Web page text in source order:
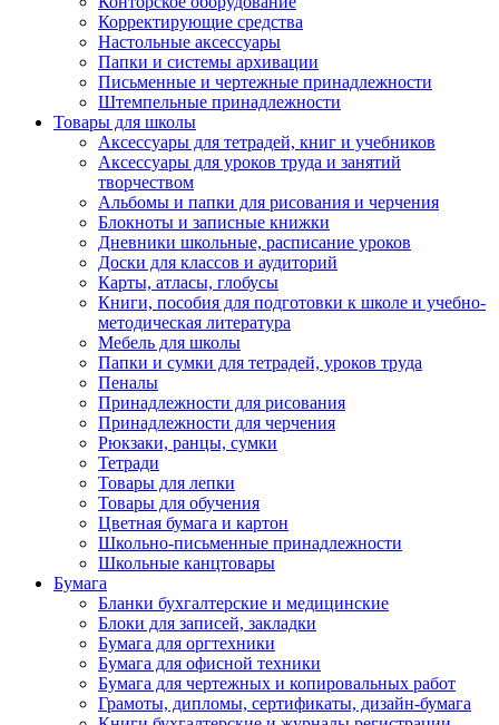
Корректирующие средства
Настольные аксессуары
Папки и системы архивации
Письменные и чертежные принадлежности
Штемпельные принадлежности
Товары для школы
Аксессуары для тетрадей, книг и учебников
Аксессуары для уроков труда и занятий
творчеством
Альбомы и папки для рисования и черчения
Блокноты и записные книжки
Дневники школьные, расписание уроков
Доски для классов и аудиторий
Карты, атласы, глобусы
Книги, пособия для подготовки к школе и учебно-
методическая литература
Мебель для школы
Папки и сумки для тетрадей, уроков труда
Пеналы
Принадлежности для рисования
Принадлежности для черчения
Рюкзаки, ранцы, сумки
Тетради
Товары для лепки
Товары для обучения
Цветная бумага и картон
Школьно-письменные принадлежности
Школьные канцтовары
Бумага
Бланки бухгалтерские и медицинские
Блоки для записей, закладки
Бумага для оргтехники
Бумага для офисной техники
Бумага для чертежных и копировальных работ
Грамоты, дипломы, сертификаты, дизайн-бумага